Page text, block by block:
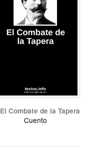
El Combate de la Tapera
Cuento